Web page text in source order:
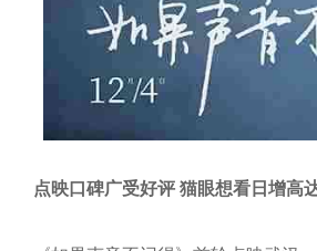
点映口碑广受好评 猫眼想看日增高